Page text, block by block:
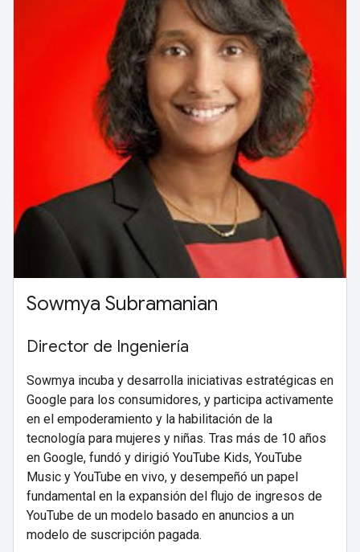
Sowmya Subramanian
Director de Ingeniería
Sowmya incuba y desarrolla iniciativas estratégicas en
Google para los consumidores, y participa activamente
en el empoderamiento y la habilitación de la
tecnología para mujeres y niñas. Tras más de 10 años
en Google, fundó y dirigió YouTube Kids, YouTube
Music y YouTube en vivo, y desempeñó un papel
fundamental en la expansión del flujo de ingresos de
YouTube de un modelo basado en anuncios a un
modelo de suscripción pagada.